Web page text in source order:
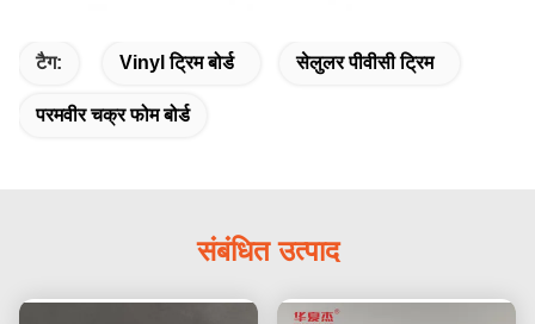
टैग: Vinyl ट्रिम बोर्ड सेलुलर पीवीसी ट्रिम
परमवीर चक्र फोम बोर्ड
संबंधित उत्पाद